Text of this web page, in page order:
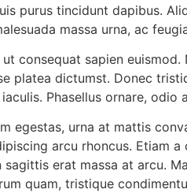
purus tincidunt dapibus.
massa urna, ac
consequat sapien
platea dictumst. Donec
Phasellus ornare,
egestas, urna at mattis
arcu rhoncus. Etiam
erat massa at arcu.
quam, tristique